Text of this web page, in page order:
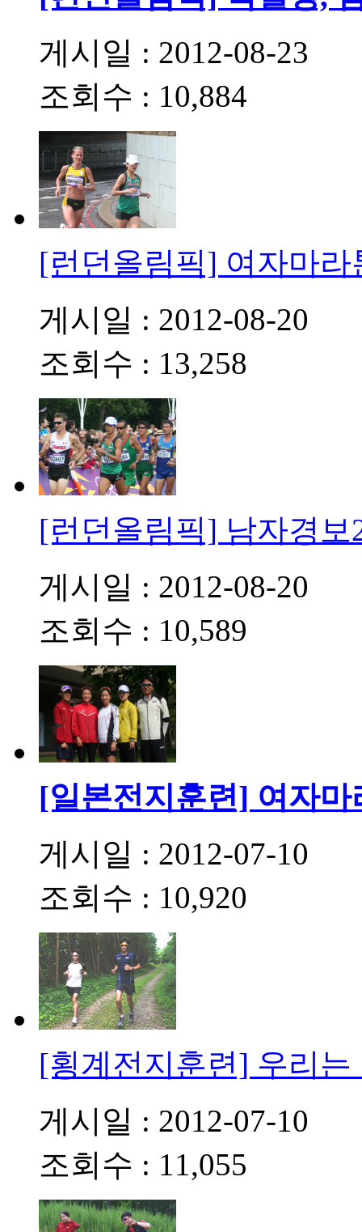
게시일 : 2012-08-23
조회수 : 10,884
[런던올림픽] 여자마라
게시일 : 2012-08-20
조회수 : 13,258
[런던올림픽] 남자경보
게시일 : 2012-08-20
조회수 : 10,589
[일본전지훈련] 여자
게시일 : 2012-07-10
조회수 : 10,920
[횡계전지훈련] 우리
게시일 : 2012-07-10
조회수 : 11,055